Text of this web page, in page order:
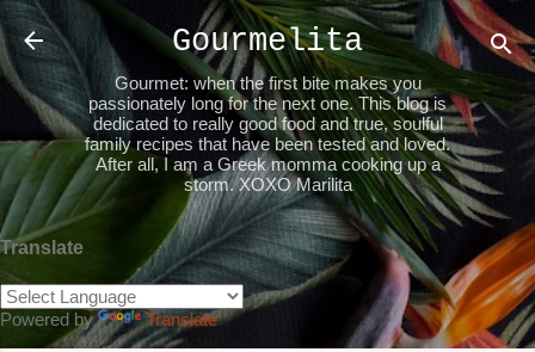
Skip to main content
Gourmelita
Gourmet: when the first bite makes you
passionately long for the next one. This blog is
dedicated to really good food and true, soulful
family recipes that have been tested and loved.
After all, I am a Greek momma cooking up a
storm. XOXO Marilita
Translate
Powered by Translate